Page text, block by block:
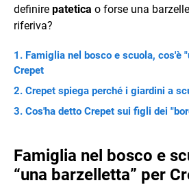
definire patetica o forse una
riferiva?
Famiglia nel bosco e scuola, cos'è
Crepet
Crepet spiega perché i giardini a
Cos'ha detto Crepet sui figli dei
Famiglia nel bosco e
“una barzelletta” per